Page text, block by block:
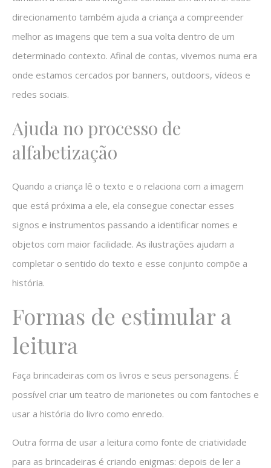
direcionamento também ajuda a criança a compreender
melhor as imagens que tem a sua volta dentro de um
determinado contexto. Afinal de contas, vivemos numa era
onde estamos cercados por banners, outdoors, vídeos e
redes sociais.
Ajuda no processo de
alfabetização
Quando a criança lê o texto e o relaciona com a imagem
que está próxima a ele, ela consegue conectar esses
signos e instrumentos passando a identificar nomes e
objetos com maior facilidade. As ilustrações ajudam a
completar o sentido do texto e esse conjunto compõe a
história.
Formas de estimular a
leitura
Faça brincadeiras com os livros e seus personagens. É
possível criar um teatro de marionetes ou com fantoches e
usar a história do livro como enredo.
Outra forma de usar a leitura como fonte de criatividade
para as brincadeiras é criando enigmas: depois de ler a